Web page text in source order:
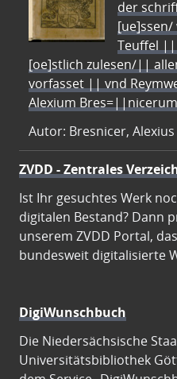
der
Teuffel ||
[oe]stlich zulesen/||
vorfasset || vnd
Alexium
Autor: Bresnicer, Alexius
ZVDD - Zentrales
Ist Ihr gesuchtes Werk
digitalen Bestand? Dann
unserem ZVDD Portal,
bundesweit digitalisierte
DigiWunschbuch
Die Niedersächsische
Universitätsbibliothek